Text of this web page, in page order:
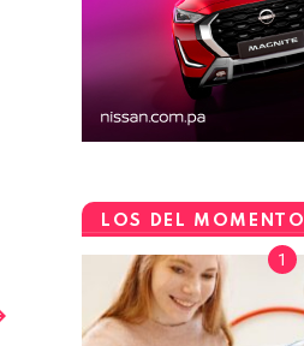
LOS DEL MOMENTO